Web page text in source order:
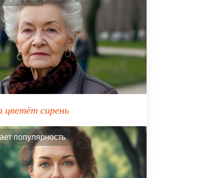
цветёт сирень
популярность